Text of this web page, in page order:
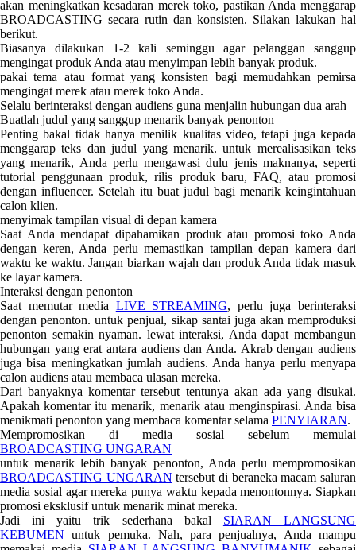
akan meningkatkan kesadaran merek toko, pastikan Anda menggarap
BROADCASTING secara rutin dan konsisten. Silakan lakukan hal
berikut.
Biasanya dilakukan 1-2 kali seminggu agar pelanggan sanggup
mengingat produk Anda atau menyimpan lebih banyak produk.
pakai tema atau format yang konsisten bagi memudahkan pemirsa
mengingat merek atau merek toko Anda.
Selalu berinteraksi dengan audiens guna menjalin hubungan dua arah
Buatlah judul yang sanggup menarik banyak penonton
Penting bakal tidak hanya menilik kualitas video, tetapi juga kepada
menggarap teks dan judul yang menarik. untuk merealisasikan teks
yang menarik, Anda perlu mengawasi dulu jenis maknanya, seperti
tutorial penggunaan produk, rilis produk baru, FAQ, atau promosi
dengan influencer. Setelah itu buat judul bagi menarik keingintahuan
calon klien.
menyimak tampilan visual di depan kamera
Saat Anda mendapat dipahamikan produk atau promosi toko Anda
dengan keren, Anda perlu memastikan tampilan depan kamera dari
waktu ke waktu. Jangan biarkan wajah dan produk Anda tidak masuk
ke layar kamera.
Interaksi dengan penonton
Saat memutar media LIVE STREAMING, perlu juga berinteraksi
dengan penonton. untuk penjual, sikap santai juga akan memproduksi
penonton semakin nyaman. lewat interaksi, Anda dapat membangun
hubungan yang erat antara audiens dan Anda. Akrab dengan audiens
juga bisa meningkatkan jumlah audiens. Anda hanya perlu menyapa
calon audiens atau membaca ulasan mereka.
Dari banyaknya komentar tersebut tentunya akan ada yang disukai.
Apakah komentar itu menarik, menarik atau menginspirasi. Anda bisa
menikmati penonton yang membaca komentar selama PENYIARAN.
Mempromosikan di media sosial sebelum memulai
BROADCASTING UNGARAN
untuk menarik lebih banyak penonton, Anda perlu mempromosikan
BROADCASTING UNGARAN tersebut di beraneka macam saluran
media sosial agar mereka punya waktu kepada menontonnya. Siapkan
promosi eksklusif untuk menarik minat mereka.
Jadi ini yaitu trik sederhana bakal SIARAN LANGSUNG
KEBUMEN untuk pemuka. Nah, para penjualnya, Anda mampu